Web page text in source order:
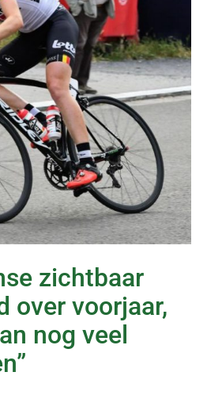
zichtbaar
over voorjaar,
nog veel